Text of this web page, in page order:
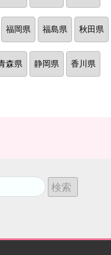
福岡県 福島県 秋田県
森県 静岡県 香川県